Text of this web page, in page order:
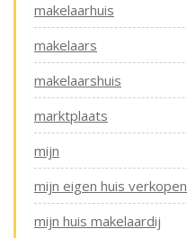
makelaarhuis
makelaars
makelaarshuis
marktplaats
mijn
mijn eigen huis verkopen
mijn huis makelaardij